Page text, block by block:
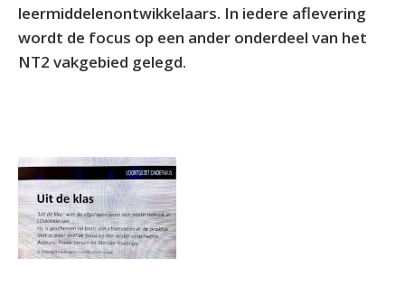
leermiddelenontwikkelaars. In iedere aflevering
wordt de focus op een ander onderdeel van het
NT2 vakgebied gelegd.